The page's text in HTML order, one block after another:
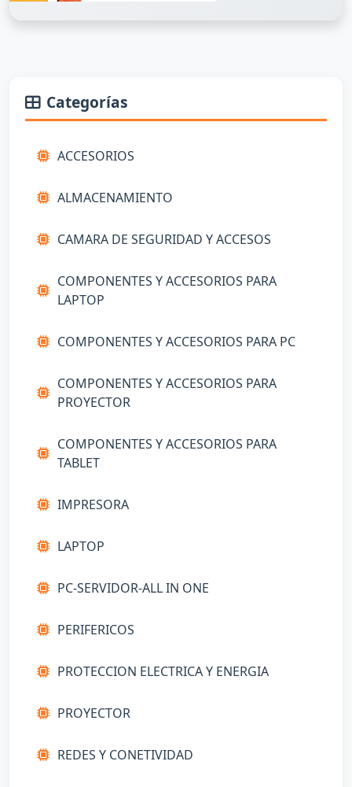
ACCESORIOS
ALMACENAMIENTO
CAMARA DE SEGURIDAD Y ACCESOS
COMPONENTES Y ACCESORIOS PARA
COMPONENTES Y ACCESORIOS PARA PC
COMPONENTES Y ACCESORIOS PARA
COMPONENTES Y ACCESORIOS PARA
IMPRESORA
LAPTOP
PC-SERVIDOR-ALL IN ONE
PERIFERICOS
PROTECCION ELECTRICA Y ENERGIA
PROYECTOR
REDES Y CONETIVIDAD
SOFTWARE-LICENCIAS